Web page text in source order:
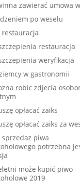
zawierać umowa
po weselu
restauracja
restauracja
weryfikacja
w gastronomii
robic zdjecia
opłacać zaiks
opłacać zaiks za
sprzedaz piwa
potrzebna
może kupić piwo
2019